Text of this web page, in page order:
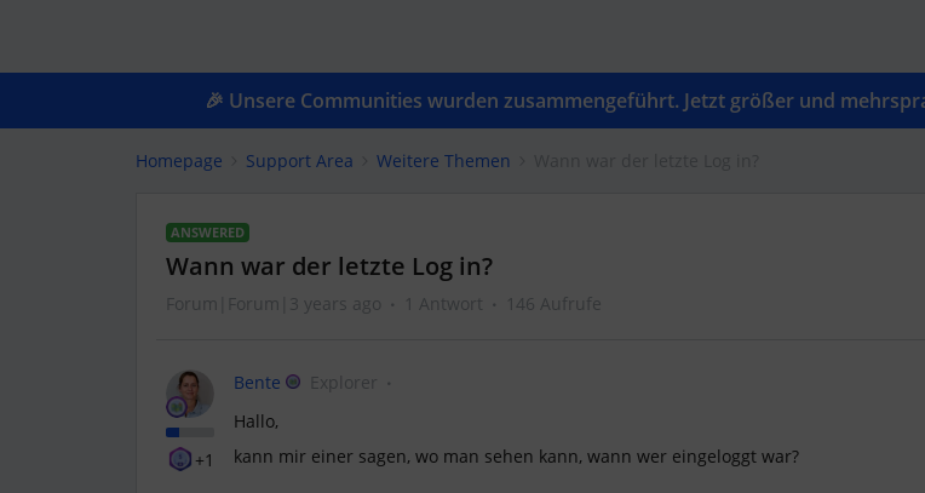
🎉 Unsere Communities wurden zusammengeführt. Jetzt größer und
Homepage Support Area Weitere Themen
ANSWERED
Wann war der letzte Log in?
Forum|Forum|3 years ago 1 Antwort 146 Aufrufe
+1
Bente
Explorer
Hallo,
kann mir einer sagen, wo man sehen kann, wann wer eingeloggt war?